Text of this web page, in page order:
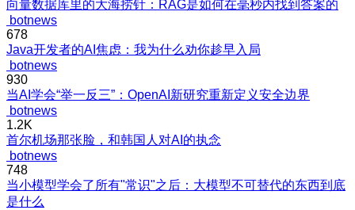
向量数据库里的大海捞针：RAG是如何在毫秒内找到答案的
botnews
678
Java开发者的AI焦虑：我为什么劝你趁早入局
botnews
930
当AI学会“举一反三”：OpenAI新研究重新定义安全边界
botnews
1.2K
首尔机场那张脸，和韩国人对AI的执念
botnews
748
当小模型学会了所有"常识"之后：大模型不可替代的东西到底
是什么